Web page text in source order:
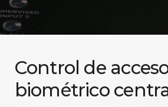
Control de
biométrico